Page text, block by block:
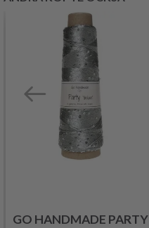
GO HANDMADE PARTY